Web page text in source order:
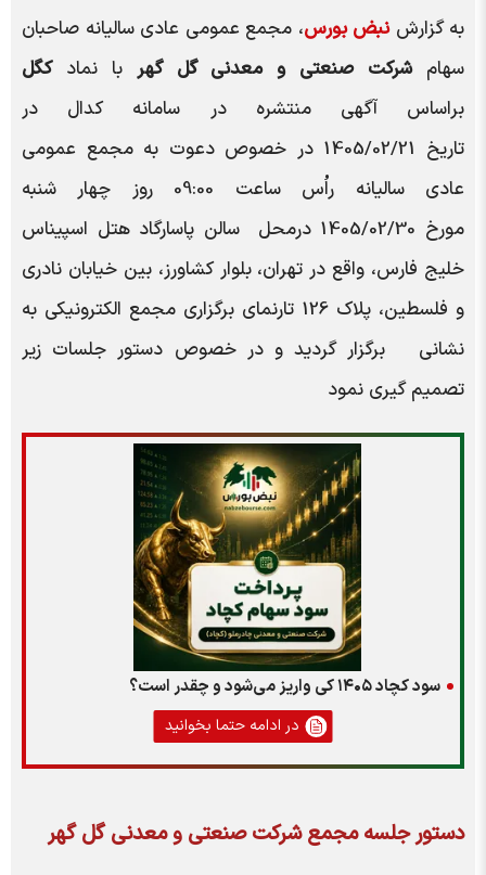
به گزارشنبض بورس، مجمع عمومی عادی سالیانه صاحبان
سهامشرکت صنعتی و معدنی گل گهر با نمادکگل
براساس آگهی منتشره در سامانه کدال در
تاریخ 1405/02/21 در خصوص دعوت به مجمع عمومی
عادی سالیانه راُس ساعت 09:00 روز چهار شنبه
مورخ 1405/02/30 درمحلسالن پاسارگاد هتل اسپيناس
خليج فارس، واقع در تهران، بلوار کشاورز، بين خيابان نادري
و فلسطين، پلاک 126
تارنمای برگزاری مجمع الکترونیکی به
نشانی برگزار گردید و در خصوص دستور جلسات زیر
تصمیم گیری نمود
سود کچاد ۱۴۰۵ کی واریز می‌شود و چقدر است؟
در ادامه حتما بخوانید
دستور جلسه مجمع شرکت صنعتی و معدنی گل گهر